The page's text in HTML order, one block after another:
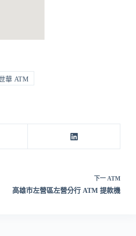
華 ATM
下一 ATM
高雄市左營區左營分行 ATM 提款機